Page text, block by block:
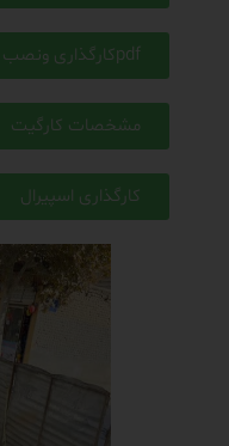
pdfکارگذاری ونصب
مشخصات کارگیت
کارگذاری اسپیرال